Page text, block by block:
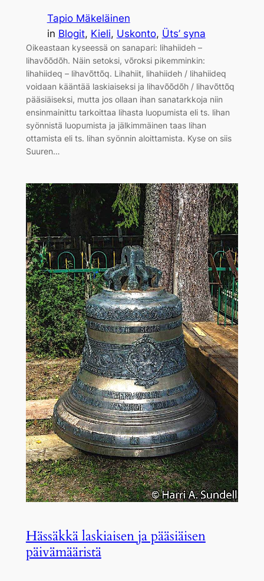
Tapio Mäkeläinen
in Blogit, Kieli, Uskonto, Üts’ syna
Oikeastaan kyseessä on sanapari: lihahiideh –
lihavõõdõh. Näin setoksi, võroksi pikemminkin:
lihahiideq – lihavõttõq. Lihahiit, lihahiideh / lihahiideq
voidaan kääntää laskiaiseksi ja lihavõõdõh / lihavõttõq
pääsiäiseksi, mutta jos ollaan ihan sanatarkkoja niin
ensinmainittu tarkoittaa lihasta luopumista eli ts. lihan
syönnistä luopumista ja jälkimmäinen taas lihan
ottamista eli ts. lihan syönnin aloittamista. Kyse on siis
Suuren…
Hässäkkä laskiaisen ja pääsiäisen
päivämääristä